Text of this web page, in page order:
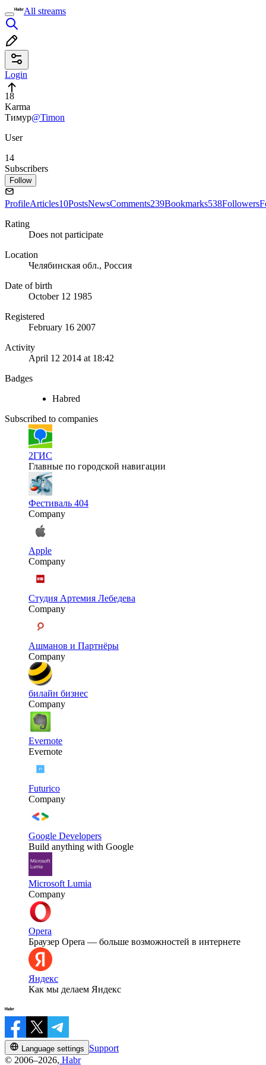
All streams
Login
18
Karma
Тимур@Timon
User
14
Subscribers
Follow
ProfileArticles10PostsNewsComments239Bookmarks538Followers
Rating
Does not participate
Location
Челябинская обл., Россия
Date of birth
October 12 1985
Registered
February 16 2007
Activity
April 12 2014 at 18:42
Badges
Habred
Subscribed to companies
2ГИС
Главные по городской навигации
Фестиваль 404
Company
Apple
Company
Студия Артемия Лебедева
Company
Ашманов и Партнёры
Company
билайн бизнес
Company
Evernote
Evernote
Futurico
Company
Google Developers
Build anything with Google
Microsoft Lumia
Company
Opera
Браузер Opera — больше возможностей в интернете
Яндекс
Как мы делаем Яндекс
Language settings
Support
© 2006–2026, Habr